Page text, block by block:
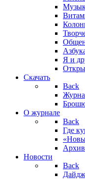
Я и
Скачать
Back
О журнале
Back
Где
Новости
Back